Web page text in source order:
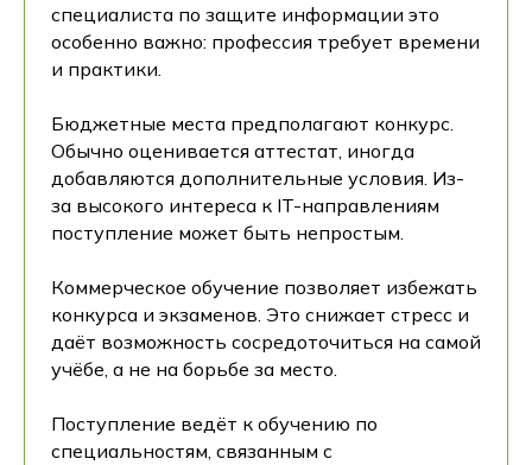
специалиста по защите информации это
особенно важно: профессия требует времени
и практики.
Бюджетные места предполагают конкурс.
Обычно оценивается аттестат, иногда
добавляются дополнительные условия. Из-
за высокого интереса к IT-направлениям
поступление может быть непростым.
Коммерческое обучение позволяет избежать
конкурса и экзаменов. Это снижает стресс и
даёт возможность сосредоточиться на самой
учёбе, а не на борьбе за место.
Поступление ведёт к обучению по
специальностям, связанным с